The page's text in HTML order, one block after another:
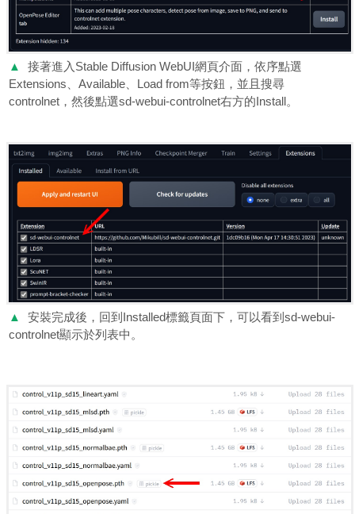
▲
接著進入Stable Diffusion WebUI網頁介面，依序點選
Extensions、Available、Load from等按鈕，並且搜尋
controlnet，然後點選sd-webui-controlnet右方的Install。
▲
安裝完成後，回到Installed標籤頁面下，可以看到sd-webui-
controlnet顯示於列表中。